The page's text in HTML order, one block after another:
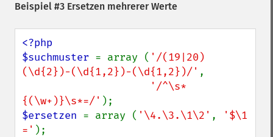
Beispiel #3 Ersetzen mehrerer Werte
<?php
$suchmuster = array ( '/(19|20)
(\d{2})-(\d{1,2})-(\d{1,2})/' ,
'/^\s*
{(\w+)}\s*=/'
$ersetzen = array ( '\4.\3.\1\2' ,
'$\1
=' );